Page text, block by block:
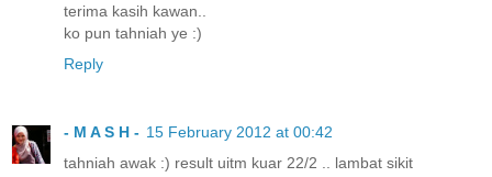
terima kasih kawan..
ko pun tahniah ye :)
Reply
- M A S H - 15 February 2012 at 00:42
tahniah awak :) result uitm kuar 22/2 .. lambat sikit